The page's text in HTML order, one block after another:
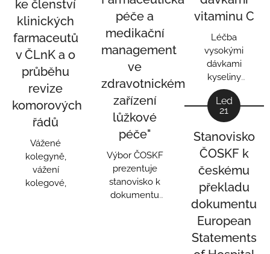
ke členství
klinických
farmaceutů
v ČLnK a o
průběhu
revize
komorových
řádů
Vážené
kolegyně,
vážení
kolegové,
péče a
medikační
management
ve
zdravotnickém
zařízení
lůžkové
péče"
Výbor ČOSKF
prezentuje
stanovisko k
dokumentu
vitaminu C
Léčba
vysokými
dávkami
kyseliny
askorbové
(dávky 0,1−1,5
g/kg) v
onkologické,
imunologické,
alergologické,
revmatologické
indikaci a pro
management
hojení ran je
založena na
datech, která
neodpovídají
Led
21
Stanovisko
ČOSKF k
českému
překladu
dokumentu
European
Statements